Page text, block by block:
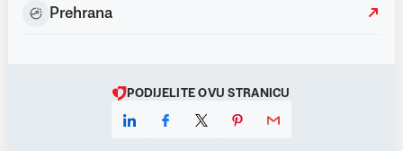
Prehrana
PODIJELITE OVU STRANICU